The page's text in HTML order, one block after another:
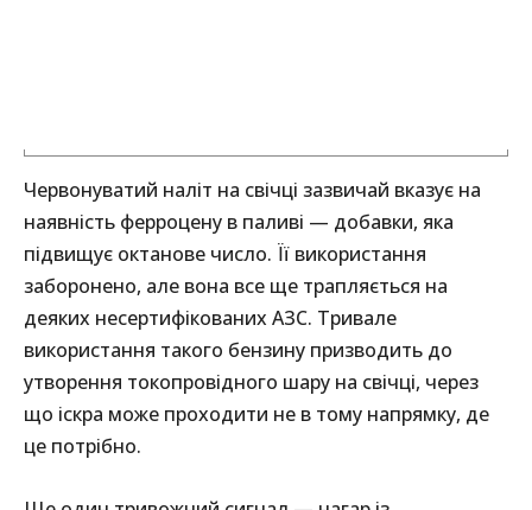
Червонуватий наліт на свічці зазвичай вказує на
наявність ферроцену в паливі — добавки, яка
підвищує октанове число. Її використання
заборонено, але вона все ще трапляється на
деяких несертифікованих АЗС. Тривале
використання такого бензину призводить до
утворення токопровідного шару на свічці, через
що іскра може проходити не в тому напрямку, де
це потрібно.